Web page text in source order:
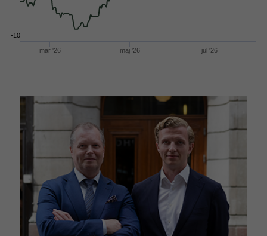
mar '26 maj '26 jul '26
-10